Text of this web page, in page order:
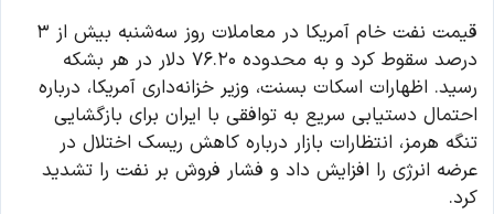
قیمت نفت خام آمریکا در معاملات روز سه‌شنبه بیش از ۳
درصد سقوط کرد و به محدوده ۷۶.۲۰ دلار در هر بشکه
رسید. اظهارات اسکات بسنت، وزیر خزانه‌داری آمریکا، درباره
احتمال دستیابی سریع به توافقی با ایران برای بازگشایی
تنگه هرمز، انتظارات بازار درباره کاهش ریسک اختلال در
عرضه انرژی را افزایش داد و فشار فروش بر نفت را تشدید
کرد.